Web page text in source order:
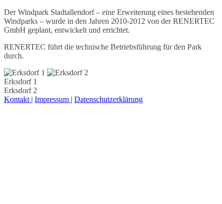
Der Windpark Stadtallendorf – eine Erweiterung eines bestehenden
Windparks – wurde in den Jahren 2010-2012 von der RENERTEC
GmbH geplant, entwickelt und errichtet.
RENERTEC führt die technische Betriebsführung für den Park
durch.
Erksdorf 1
Erksdorf 2
Kontakt | Impressum | Datenschutzerklärung